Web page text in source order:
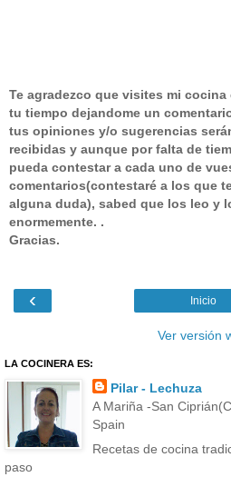
Te agradezco que visites mi cocina
tu tiempo dejandome un
tus opiniones y/o sugerencias
recibidas y aunque por falta de
pueda contestar a cada uno de
comentarios(contestaré a los que
alguna duda), sabed que los leo y
enormemente. .
Gracias.
‹ Inicio
Ver versión
LA COCINERA ES:
Pilar - Lechuza
A Mariña -San
Spain
Recetas de cocina
paso